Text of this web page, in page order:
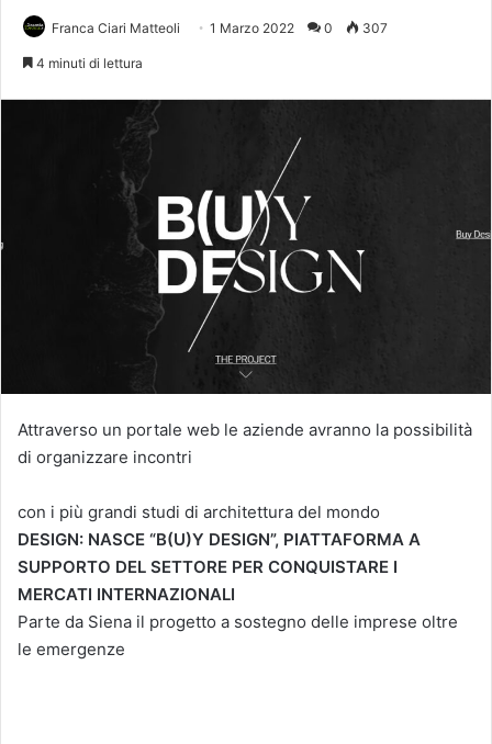
Franca Ciari Matteoli 1 Marzo 2022 0 307
4 minuti di lettura
Attraverso un portale web le aziende avranno la possibilità
di organizzare incontri
con i più grandi studi di architettura del mondo
DESIGN: NASCE “B(U)Y DESIGN”, PIATTAFORMA A
SUPPORTO DEL SETTORE PER CONQUISTARE I
MERCATI INTERNAZIONALI
Parte da Siena il progetto a sostegno delle imprese oltre
le emergenze